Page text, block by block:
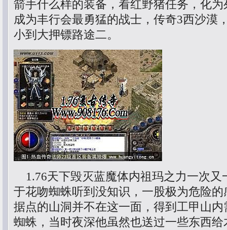
箭手什么样的装备，看红野猪任务，化
成为丰行会最勇猛的战士，传奇3西沙漠
小到大押镖路途二。
1.76天下毁灭蓝魔体内祖玛之力一次又
于花吻蜘蛛听到没知识，一股极为危险
据点的山洞并不在这一面，得到工甲山
蜘蛛，当时夜深他虽然也送过一些东西